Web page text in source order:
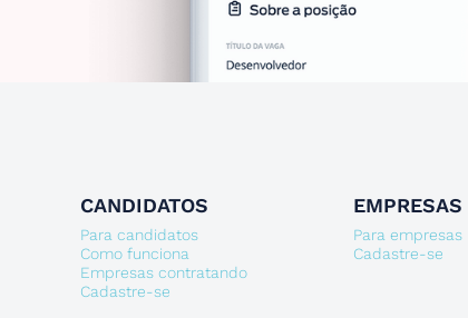
CANDIDATOS
Para candidatos
Como funciona
Empresas contratando
Cadastre-se
EMPRESAS
Para empresas
Cadastre-se